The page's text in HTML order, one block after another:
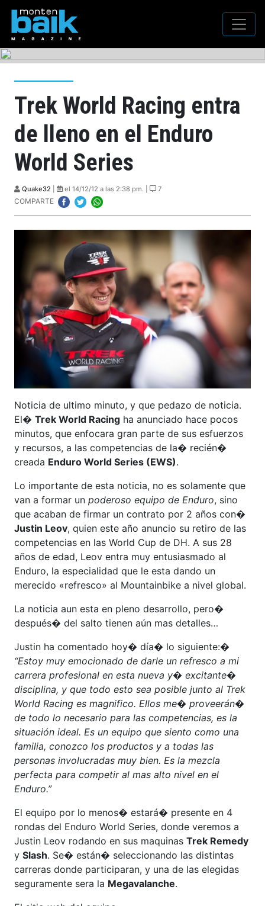
Trek World Racing entra
de lleno en el Enduro
World Series
Quake32 el 14/12/12 a las 2:38 pm. | 7
COMPARTE
Noticia de ultimo minuto, y que pedazo de noticia.
El� Trek World Racing ha anunciado hace pocos
minutos, que enfocara gran parte de sus esfuerzos
y recursos, a las competencias de la� recién�
creada Enduro World Series (EWS).
Lo importante de esta noticia, no es solamente que
van a formar un poderoso equipo de Enduro, sino
que acaban de firmar un contrato por 2 años con�
Justin Leov, quien este año anuncio su retiro de las
competencias en las World Cup de DH. A sus 28
años de edad, Leov entra muy entusiasmado al
Enduro, la especialidad que le esta dando un
merecido «refresco» al Mountainbike a nivel global.
La noticia aun esta en pleno desarrollo, pero�
después� del salto tienen aún mas detalles…
Justin ha comentado hoy� día� lo siguiente:�
“Estoy muy emocionado de darle un refresco a mi
carrera profesional en esta nueva y� excitante�
disciplina, y que todo esto sea posible junto al Trek
World Racing es magnifico. Ellos me� proveerán�
de todo lo necesario para las competencias, es la
situación ideal. Es un equipo que siento como una
familia, conozco los productos y a todas las
personas involucradas muy bien. Es la mezcla
perfecta para competir al mas alto nivel en el
Enduro.”
El equipo por lo menos� estará� presente en 4
rondas del Enduro World Series, donde veremos a
Justin Leov rodando en sus maquinas Trek Remedy
y Slash. Se� están� seleccionando las distintas
carreras donde participaran, y una de las elegidas
seguramente sera la Megavalanche.